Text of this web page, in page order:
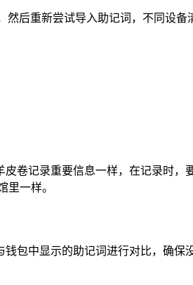
后重新尝试导入助记词，不同设
卷记录重要信息一样，在记录时
里一样。
包中显示的助记词进行对比，确保